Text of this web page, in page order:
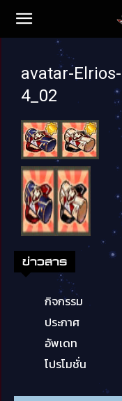
avatar-
4_02
ข่าวสาร
กิจกรรม
ประกาศ
อัพเดท
โปรโมชั่น